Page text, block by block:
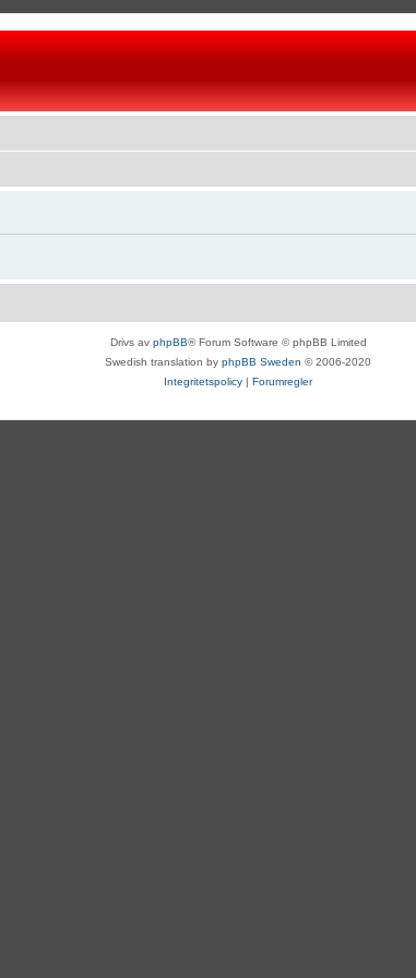
Drivs av phpBB® Forum Software © phpBB Limited
Swedish translation by phpBB Sweden © 2006-2020
Integritetspolicy | Forumregler